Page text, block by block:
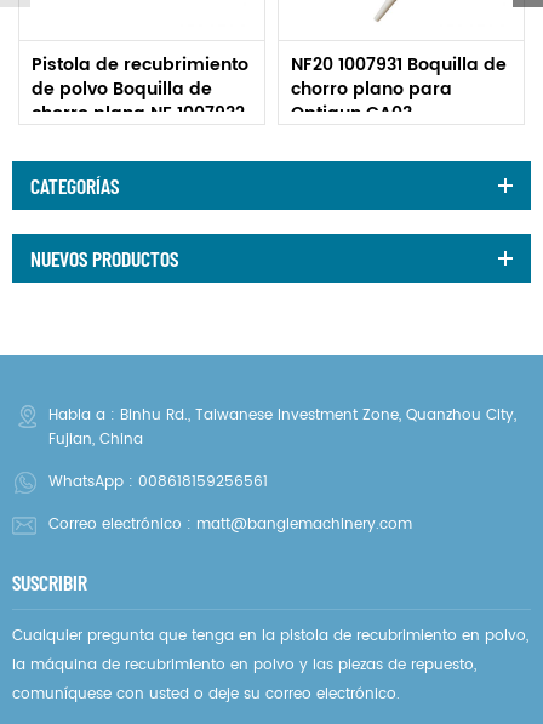
Pistola de recubrimiento
de polvo Boquilla de
chorro plana NF 1007932
NF20 1007931 Boquilla de
chorro plano para
Optigun GA03
CATEGORÍAS
NUEVOS PRODUCTOS
Habla a : Binhu Rd., Taiwanese Investment Zone, Quanzhou City,
Fujian, China
WhatsApp : 008618159256561
Correo electrónico : matt@banglemachinery.com
SUSCRIBIR
Cualquier pregunta que tenga en la pistola de recubrimiento en polvo,
la máquina de recubrimiento en polvo y las piezas de repuesto,
comuníquese con usted o deje su correo electrónico.